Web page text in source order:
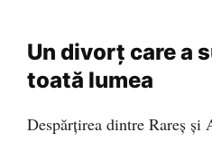
„Nu avem balcon aici”
Un divorț care a
toată lumea
Despărțirea dintre Rareș și